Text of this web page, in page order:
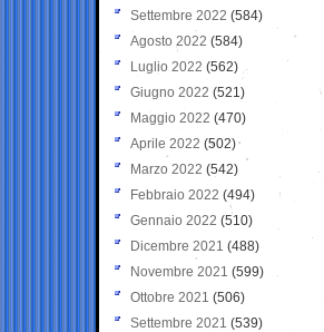
Settembre 2022 (584)
Agosto 2022 (584)
Luglio 2022 (562)
Giugno 2022 (521)
Maggio 2022 (470)
Aprile 2022 (502)
Marzo 2022 (542)
Febbraio 2022 (494)
Gennaio 2022 (510)
Dicembre 2021 (488)
Novembre 2021 (599)
Ottobre 2021 (506)
Settembre 2021 (539)